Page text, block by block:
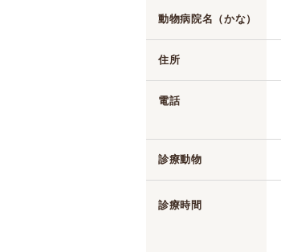
動物病院名（かな）
住所
電話
診療動物
診療時間